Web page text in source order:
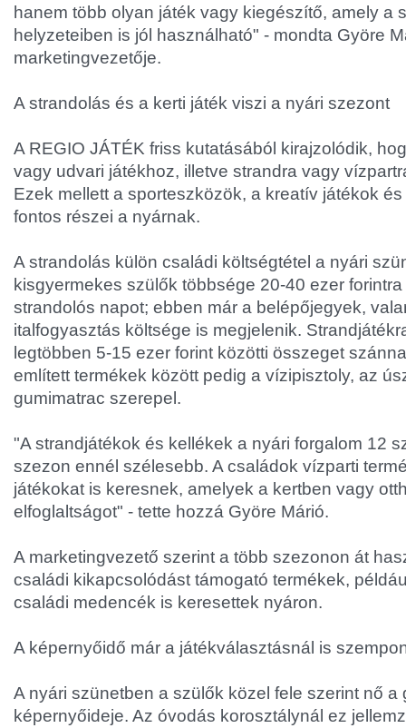
hanem több olyan játék vagy kiegészítő, amely a
helyzeteiben is jól használható" - mondta Györe
marketingvezetője.
A strandolás és a kerti játék viszi a nyári szezont
A REGIO JÁTÉK friss kutatásából kirajzolódik,
vagy udvari játékhoz, illetve strandra vagy
Ezek mellett a sporteszközök, a kreatív játékok
fontos részei a nyárnak.
A strandolás külön családi költségtétel a nyári
kisgyermekes szülők többsége 20-40 ezer
strandolós napot; ebben már a belépőjegyek,
italfogyasztás költsége is megjelenik.
legtöbben 5-15 ezer forint közötti összeget
említett termékek között pedig a vízipisztoly, az
gumimatrac szerepel.
"A strandjátékok és kellékek a nyári forgalom 12
szezon ennél szélesebb. A családok vízparti
játékokat is keresnek, amelyek a kertben vagy
elfoglaltságot" - tette hozzá Györe Márió.
A marketingvezető szerint a több szezonon át
családi kikapcsolódást támogató termékek,
családi medencék is keresettek nyáron.
A képernyőidő már a játékválasztásnál is
A nyári szünetben a szülők közel fele szerint nő a
képernyőideje. Az óvodás korosztálynál ez